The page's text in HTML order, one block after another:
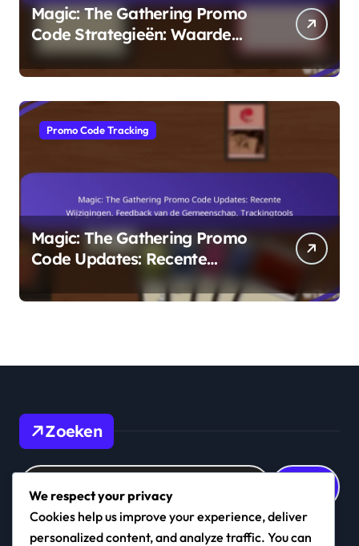
Magic: The Gathering Promo
Code Strategieën: Waarde
Maximaliseren,
Gemeenschapsdeling, Beste
Praktijken
Promo Code Tracking
Magic: The Gathering Promo
Code Updates: Recente
Wijzigingen, Feedback van de
Gemeenschap, Trackingtools
Zoeken
Search
for:
We respect your privacy
Cookies help us improve your experience, deliver
personalized content, and analyze traffic. You can